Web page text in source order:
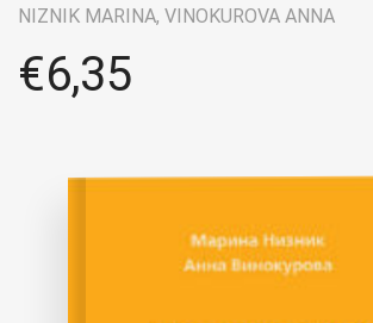
NIZNIK MARINA, VINOKUROVA ANNA
€6,35